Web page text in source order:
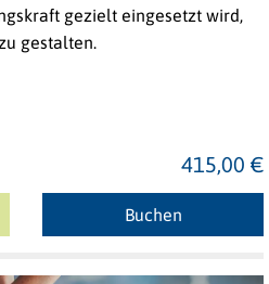
gezielt eingesetzt wird,
gestalten.
415,00 €
Buchen